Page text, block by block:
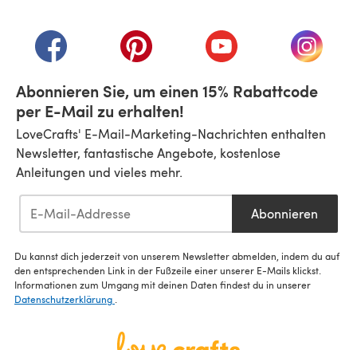
(öffnet sich in einem neuen Tab)
(öffnet sich in einem neuen Tab)
(öffnet sich in einem
(öffnet
Abonnieren Sie, um einen 15% Rabattcode
per E-Mail zu erhalten!
LoveCrafts' E-Mail-Marketing-Nachrichten enthalten
Newsletter, fantastische Angebote, kostenlose
Anleitungen und vieles mehr.
Abonnieren
Du kannst dich jederzeit von unserem Newsletter abmelden, indem du auf
den entsprechenden Link in der Fußzeile einer unserer E-Mails klickst.
Informationen zum Umgang mit deinen Daten findest du in unserer
Datenschutzerklärung